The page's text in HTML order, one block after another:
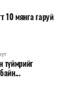
цахимаар
танхимаар
10 мянга гаруй
түймрийг